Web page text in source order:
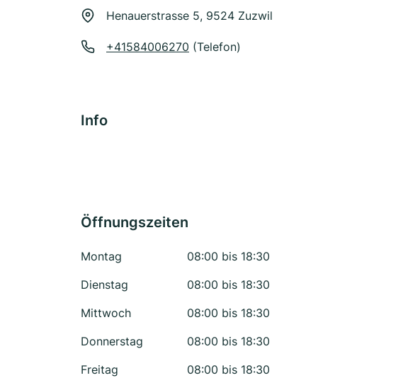
Henauerstrasse 5, 9524 Zuzwil
+41584006270 (Telefon)
Info
Öffnungszeiten
Montag
08:00 bis 18:30
Dienstag
08:00 bis 18:30
Mittwoch
08:00 bis 18:30
Donnerstag
08:00 bis 18:30
Freitag
08:00 bis 18:30